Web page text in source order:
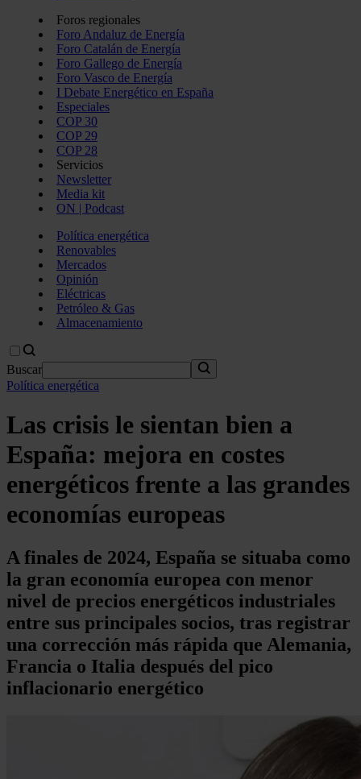
Foros regionales
Foro Andaluz de Energía
Foro Catalán de Energía
Foro Gallego de Energía
Foro Vasco de Energía
I Debate Energético en España
Especiales
COP 30
COP 29
COP 28
Servicios
Newsletter
Media kit
ON | Podcast
Política energética
Renovables
Mercados
Opinión
Eléctricas
Petróleo & Gas
Almacenamiento
Buscar
Política energética
Las crisis le sientan bien a
España: mejora en costes
energéticos frente a las grandes
economías europeas
A finales de 2024, España se situaba como
la gran economía europea con menor
nivel de precios energéticos industriales
entre sus principales socios, tras registrar
una corrección más rápida que Alemania,
Francia o Italia después del pico
inflacionario energético